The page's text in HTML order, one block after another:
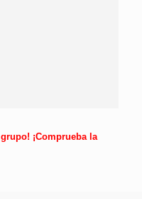
¡Comprueba la